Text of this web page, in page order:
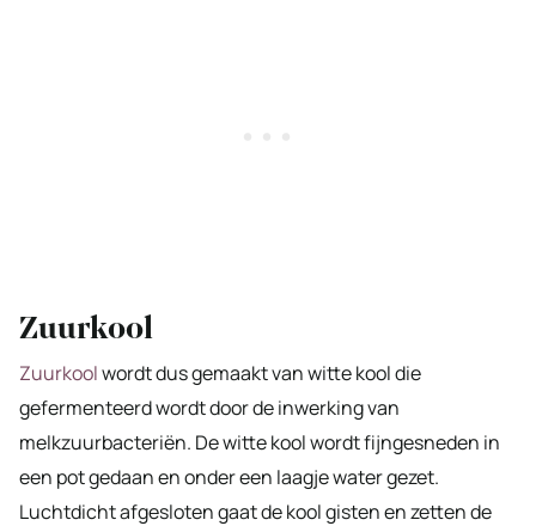
Zuurkool
Zuurkoolwordt dus gemaakt van witte kool die
gefermenteerd wordt door de inwerking van
melkzuurbacteriën. De witte kool wordt fijngesneden in
een pot gedaan en onder een laagje water gezet.
Luchtdicht afgesloten gaat de kool gisten en zetten de